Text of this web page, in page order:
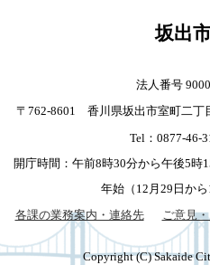
坂出
法人番号
〒762-8601 香川県坂出市室町二丁
Tel：0877-46-
開庁時間：午前8時30分から午後5時
年始（12月29日から
各課の業務案内・連絡先
ご意見
Copyright (C) Sakaide